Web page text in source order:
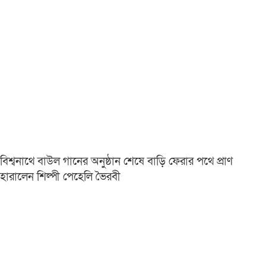
বিশ্বনাথে বাউল গানের অনুষ্ঠান শেষে বাড়ি ফেরার পথে প্রাণ
হারালেন শিল্পী পেহেলি ভৈরবী